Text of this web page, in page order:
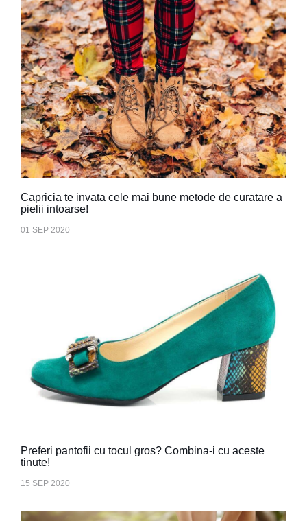
Capricia te invata cele mai bune metode de curatare a
pielii intoarse!
01 SEP 2020
Preferi pantofii cu tocul gros? Combina-i cu aceste
tinute!
15 SEP 2020